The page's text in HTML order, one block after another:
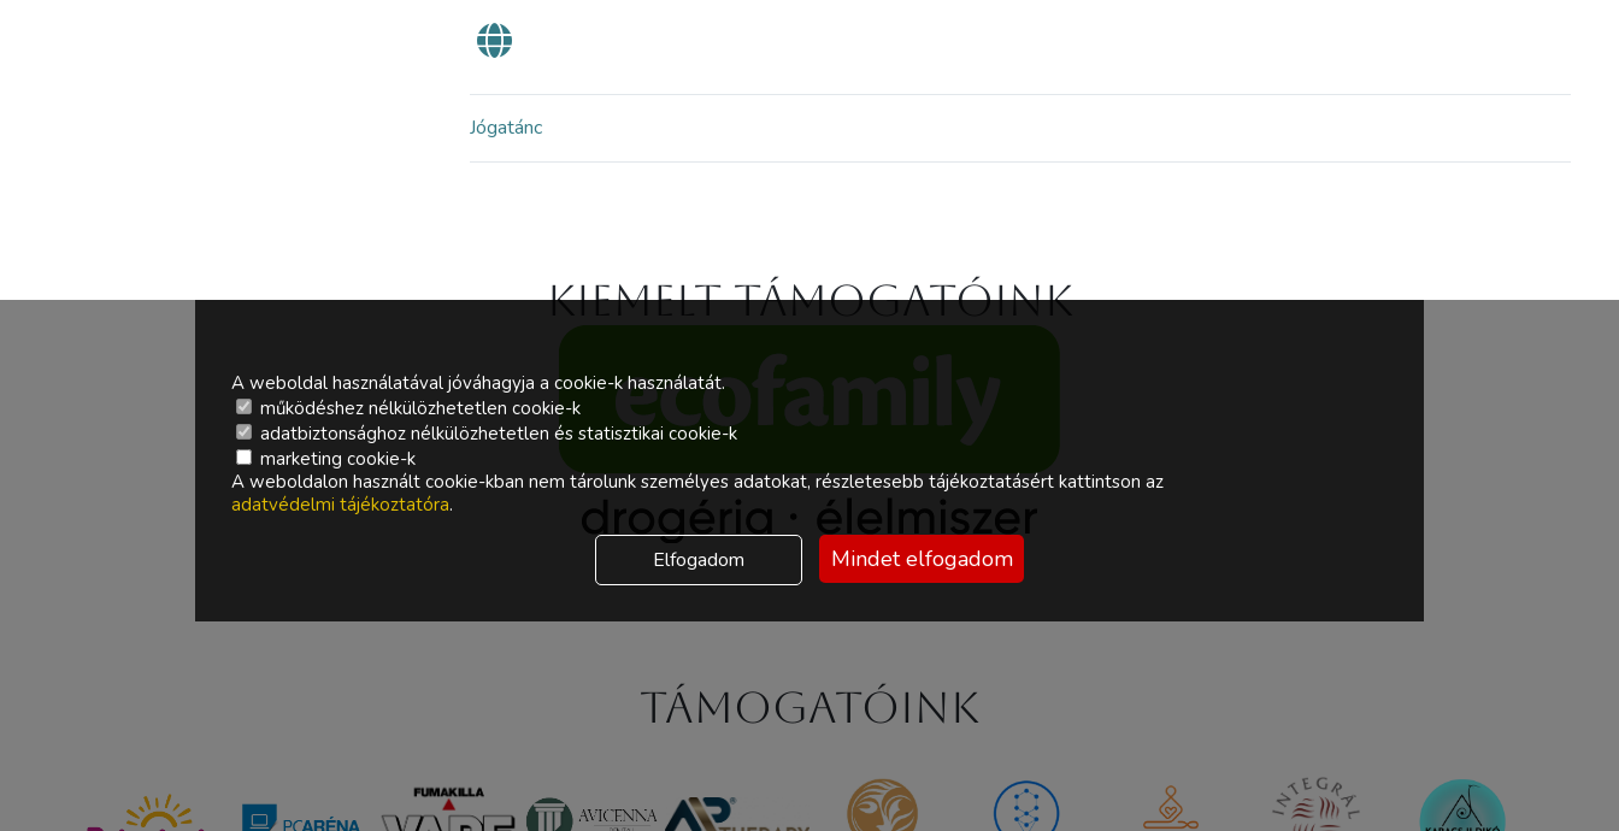
Jógatánc
Kiemelt támogatóink
Támogatóink
A weboldal használatával jóváhagyja a cookie-k használatát.
működéshez nélkülözhetetlen cookie-k
adatbiztonsághoz nélkülözhetetlen és statisztikai cookie-k
marketing cookie-k
A weboldalon használt cookie-kban nem tárolunk személyes adatokat, részletesebb tájékoztatásért kattintson az
adatvédelmi tájékoztatóra.
Elfogadom Mindet elfogadom